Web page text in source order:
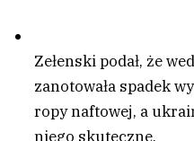
Zełenski podał, że
zanotowała spadek
ropy naftowej, a
niego skuteczne.